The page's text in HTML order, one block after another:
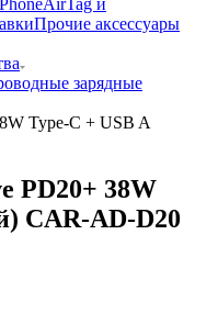
AirTag и
Прочие аксессуары
зарядные
Type-C + USB A
PD20+ 38W
CAR-AD-D20